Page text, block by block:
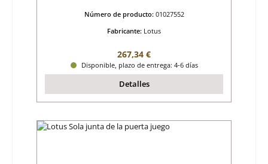
Número de producto: 01027552
Fabricante: Lotus
Precio normal:
267,34 €
Disponible, plazo de entrega: 4-6 días
Detalles